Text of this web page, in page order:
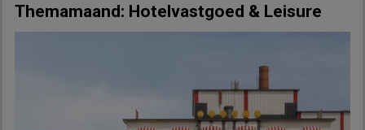
Themamaand: Hotelvastgoed & Leisure